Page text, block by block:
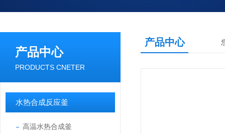
产品中心
PRODUCTS CNETER
水热合成反应釜
高温水热合成釜
产品中心